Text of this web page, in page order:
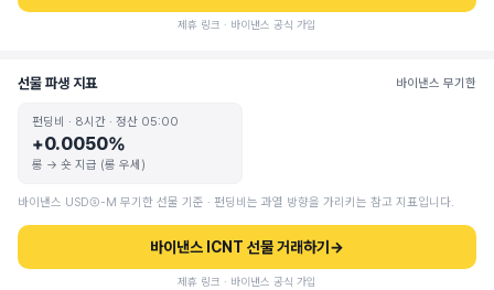
제휴 링크 · 바이낸스 공식 가입
선물 파생 지표 바이낸스 무기한
펀딩비 · 8시간 · 정산 05:00
+0.0050%
롱 → 숏 지급 (롱 우세)
바이낸스 USDⓈ-M 무기한 선물 기준 · 펀딩비는 과열 방향을 가리키는 참고 지표입니다.
바이낸스 ICNT 선물 거래하기 →
제휴 링크 · 바이낸스 공식 가입